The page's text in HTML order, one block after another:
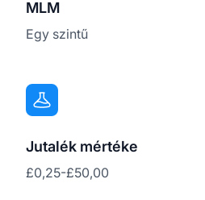
MLM
Egy szintű
Jutalék mértéke
£0,25-£50,00